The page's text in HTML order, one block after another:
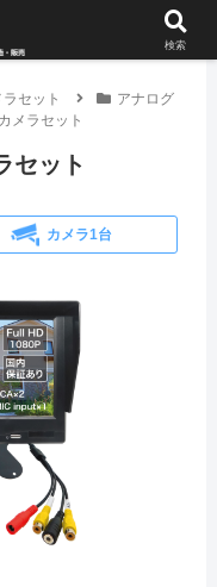
セット
アナログ
メラセット
セット
カメラ1台
検索